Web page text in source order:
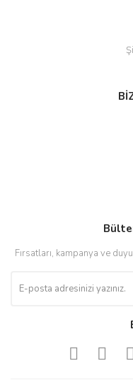
Fırsatları, kampanya ve